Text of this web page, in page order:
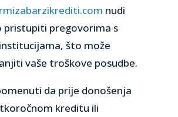
nudi
pristupiti pregovorima s
što može
vaše troškove posudbe.
da prije donošenja
kreditu ili